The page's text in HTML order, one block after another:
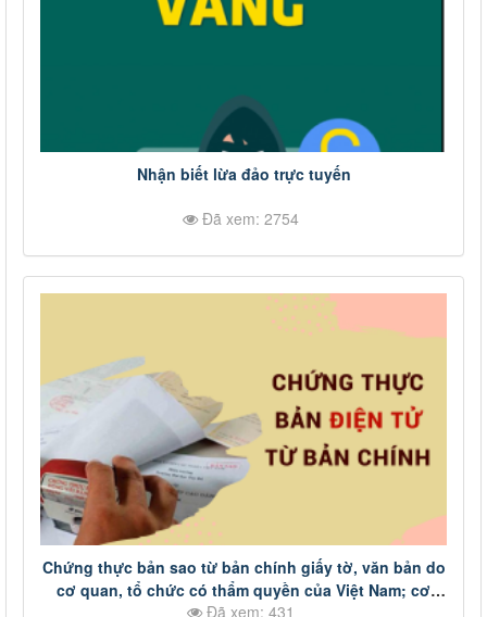
Nhận biết lừa đảo trực tuyến
Đã xem: 2754
Chứng thực bản sao từ bản chính giấy tờ, văn bản do
cơ quan, tổ chức có thẩm quyền của Việt Nam; cơ
quan, tổ chức có thẩm quyền của nước ngoài; cơ
Đã xem: 431